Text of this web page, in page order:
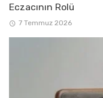
Eczacının Rolü
7 Temmuz 2026